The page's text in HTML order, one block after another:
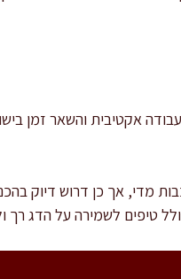
הכולל הוא כ-45 דקות, מתוכם כ-25 דקות
מדי, אך כן דרוש דיוק
טיפים לשמירה על הדג רך